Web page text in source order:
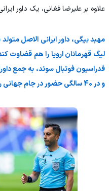
علاوه بر علیرضا فغانی، یک داور
لیگ قهرمانان اروپا را هم قضاوت
فدراسیون فوتبال سوئد، به جمع
و در 40 سالگی حضور در جام جهانی را در کارنامه خود ثبت کند.